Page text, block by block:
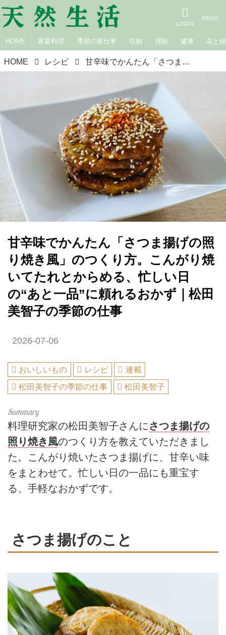
HOME 家庭料理 季節の家仕事 収納 掃除 健康 花と緑
HOME レシピ 甘辛味でかんたん「さつま揚げの照り焼き風」のつくり方。こんがり焼いてたれとからめる、忙しい日の“あと一品”に頼れるおかず｜松田美智子の季節の仕事
甘辛味でかんたん「さつま揚げの照
り焼き風」のつくり方。こんがり焼
いてたれとからめる、忙しい日
の“あと一品”に頼れるおかず｜松田
美智子の季節の仕事
2026-07-06
おいしいもの レシピ
連載
松田美智子の季節の仕事
松田美智子
料理研究家の松田美智子さんにさつま揚げの
照り焼き風のつくり方を教えていただきまし
た。こんがり焼いたさつま揚げに、甘辛い味
をまとわせて。忙しい日の一品にも重宝す
る、手軽なおかずです。
さつま揚げのこと